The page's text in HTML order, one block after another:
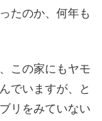
たのか、何年も
この家にもヤモ
でいますが、と
リをみていない